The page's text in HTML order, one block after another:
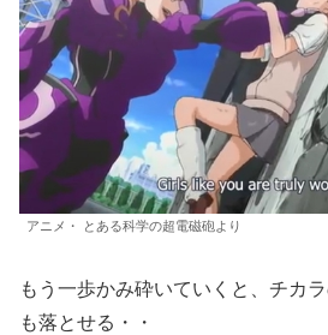
アニメ・ とある科学の超電磁砲より
もう一歩かみ砕いていくと、チカ
も落とせる・・